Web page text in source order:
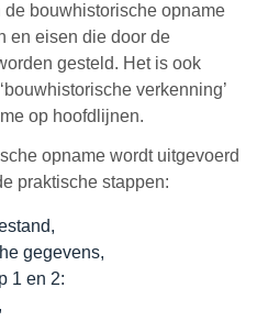
bouwhistorische opname
en eisen die door de
gesteld. Het is ook
verkenning’
op hoofdlijnen.
opname wordt uitgevoerd
praktische stappen:
gegevens,
1 en 2: